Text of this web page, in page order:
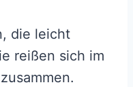
die leicht
reißen sich im